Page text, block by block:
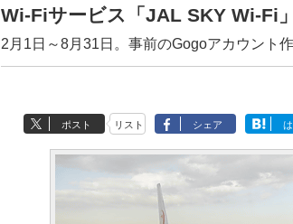
Wi-Fiサービス「JAL SKY Wi-Fi
2月1日～8月31日。事前のGogoアカウント
ポスト リスト シェア